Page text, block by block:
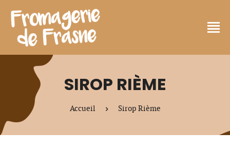
SIROP RIÈME
Accueil Sirop Rième